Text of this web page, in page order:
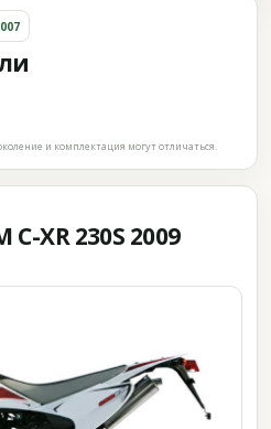
и комплектация могут отличаться.
XR 230S 2009